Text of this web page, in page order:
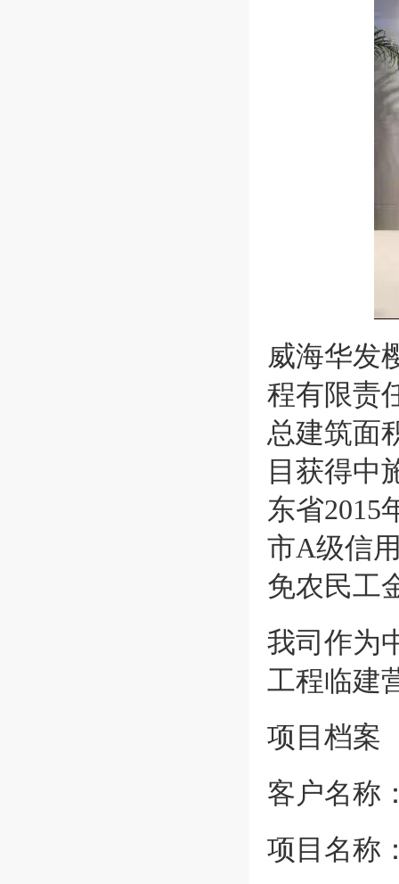
威海华发
程有限责
总建筑面
目获得中
东省2015
市A级信
免农民工
我司作为
工程临建
项目档案
客户名称
项目名称